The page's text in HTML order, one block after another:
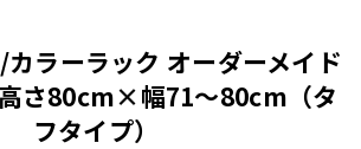
ラーラック オーダーメイド
さ80cm×幅71～80cm（タ
フタイプ）